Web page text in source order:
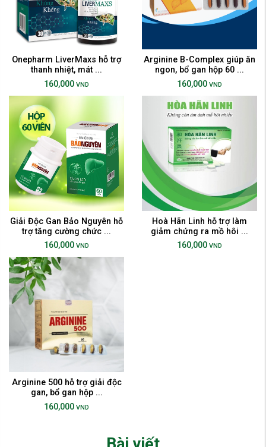
Onepharm LiverMaxs hỗ trợ
thanh nhiệt, mát ...
160,000 VND
Arginine B-Complex giúp ăn
ngon, bổ gan hộp 60 ...
160,000 VND
Giải Độc Gan Bảo Nguyên hỗ
trợ tăng cường chức ...
160,000 VND
Hoà Hãn Linh hỗ trợ làm
giảm chứng ra mồ hôi ...
160,000 VND
Arginine 500 hỗ trợ giải độc
gan, bổ gan hộp ...
160,000 VND